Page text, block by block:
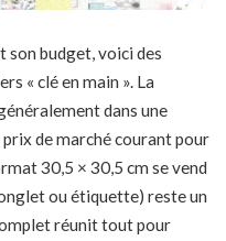
son budget, voici des
« clé en main ». La
dans une
de marché courant pour
30,5 × 30,5 cm se vend
ou étiquette) reste un
réunit tout pour